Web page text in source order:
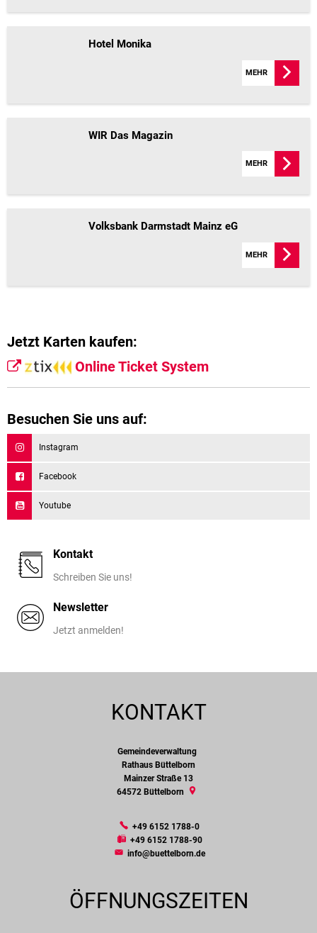
Hotel Monika
MEHR
WIR Das Magazin
MEHR
Volksbank Darmstadt Mainz eG
MEHR
Jetzt Karten kaufen:
Online Ticket System
Besuchen Sie uns auf:
Instagram
Facebook
Youtube
Kontakt
Schreiben Sie uns!
Newsletter
Jetzt anmelden!
KONTAKT
Gemeindeverwaltung
Rathaus Büttelborn
Mainzer Straße 13
64572 Büttelborn
+49 6152 1788-0
+49 6152 1788-90
info@buettelborn.de
ÖFFNUNGSZEITEN